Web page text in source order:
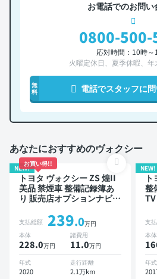
お電話でのお問い
0800-500-
応対時間：10時～
火曜定休日、夏季休暇、年
無
料
電話でスタッフに
あなたにおすすめのヴォクシー
NEW!
お買い得!!
トヨタ ヴォクシー ZS 煌II
美品 禁煙車 整備記録簿あ
り 販売店オプションナビ
ト スマートキー ETC バッ
クモニター ドライブレコー
ダー 衝突軽減 両側電動ス
ライドドア 7人乗り
支払総額 239.0万円
本体
228.0万円
諸費用
11.0万円
年式
2020
走行距離
2.1万km
NEW!
整
ッ
衝
ド
支
本体
年式